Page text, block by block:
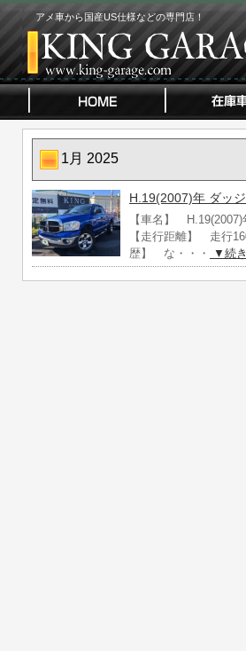
アメ車から国産US仕様などの専門店！
1月 2025
H.19(2007)年 ダッ
【車名】
【走行距離】 走行
歴】 な・・・
▼続